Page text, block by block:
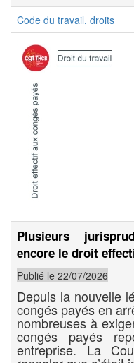
Code du travail, droits
Plusieurs
encore le droit
Publié le 22/07/2026
Depuis la nouvelle
congés payés en
nombreuses à
congés payés
entreprise. La